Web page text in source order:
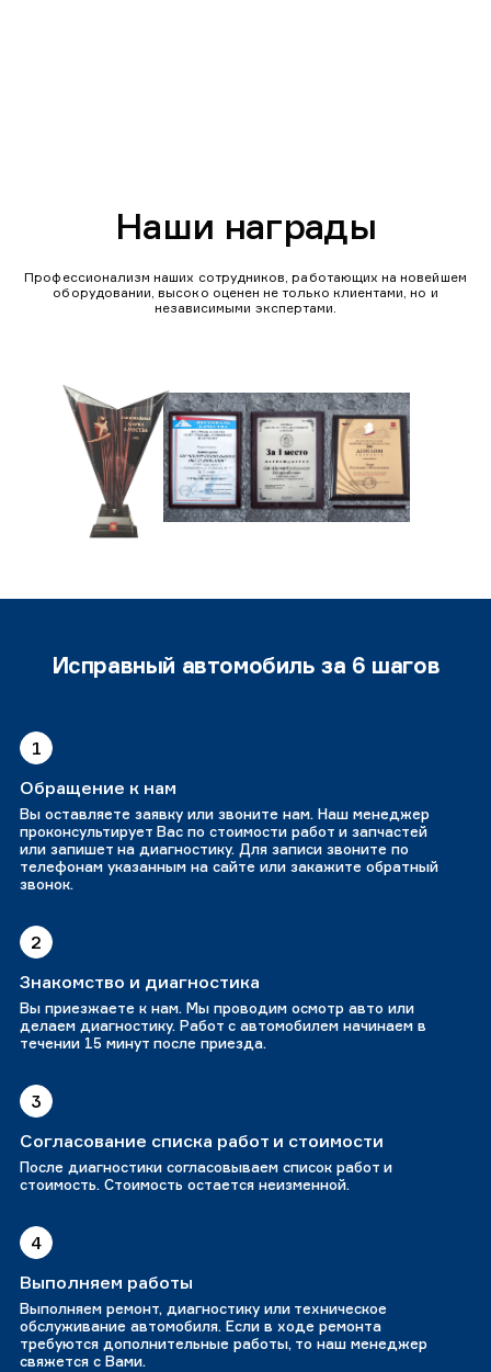
Наши награды
Профессионализм наших сотрудников, работающих на новейшем
оборудовании, высоко оценен не только клиентами, но и
независимыми экспертами.
Исправный автомобиль за 6 шагов
1
Обращение к нам
Вы оставляете заявку или звоните нам. Наш менеджер
проконсультирует Вас по стоимости работ и запчастей
или запишет на диагностику. Для записи звоните по
телефонам указанным на сайте или закажите обратный
звонок.
2
Знакомство и диагностика
Вы приезжаете к нам. Мы проводим осмотр авто или
делаем диагностику. Работ с автомобилем начинаем в
течении 15 минут после приезда.
3
Согласование списка работ и стоимости
После диагностики согласовываем список работ и
стоимость. Стоимость остается неизменной.
4
Выполняем работы
Выполняем ремонт, диагностику или техническое
обслуживание автомобиля. Если в ходе ремонта
требуются дополнительные работы, то наш менеджер
свяжется с Вами.